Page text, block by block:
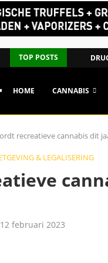
TOP POSTS
HOME CANNABIS
recreatieve cannabis dit
& LEGALISERING
12 februari 2023